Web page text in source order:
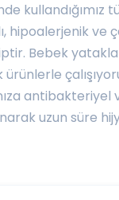
kullandığımız
hipoalerjenik ve
Bebek
uzun süre